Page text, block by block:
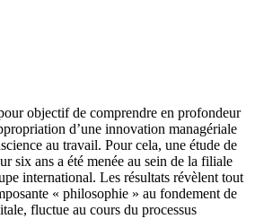
objectif de comprendre en profondeur
d’une innovation managériale
au travail. Pour cela, une étude de
six ans a été menée au sein de la filiale
international. Les résultats révèlent tout
« philosophie » au fondement de
fluctue au cours du processus